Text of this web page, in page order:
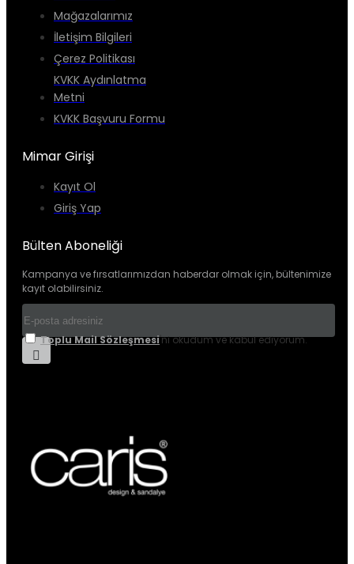
Mağazalarımız
İletişim Bilgileri
Çerez Politikası
KVKK Aydınlatma
Metni
KVKK Başvuru Formu
Mimar Girişi
Kayıt Ol
Giriş Yap
Bülten Aboneliği
Kampanya ve fırsatlarımızdan haberdar olmak için, bültenimize
kayıt olabilirsiniz.
Toplu Mail Sözleşmesi'ni okudum ve kabul ediyorum.